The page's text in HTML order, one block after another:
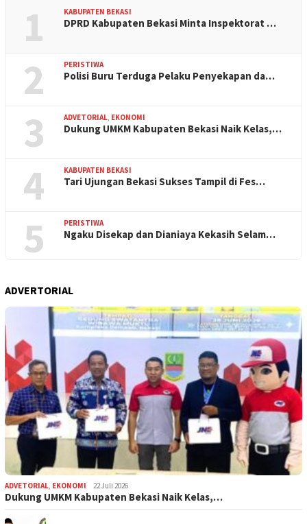
1 KABUPATEN BEKASI
DPRD Kabupaten Bekasi Minta Inspektorat …
2 PERISTIWA
Polisi Buru Terduga Pelaku Penyekapan da…
3 ADVETORIAL, EKONOMI
Dukung UMKM Kabupaten Bekasi Naik Kelas,…
4 KABUPATEN BEKASI
Tari Ujungan Bekasi Sukses Tampil di Fes…
5 PERISTIWA
Ngaku Disekap dan Dianiaya Kekasih Selam…
ADVERTORIAL
ADVETORIAL, EKONOMI 22 Juli 2026
Dukung UMKM Kabupaten Bekasi Naik Kelas,…